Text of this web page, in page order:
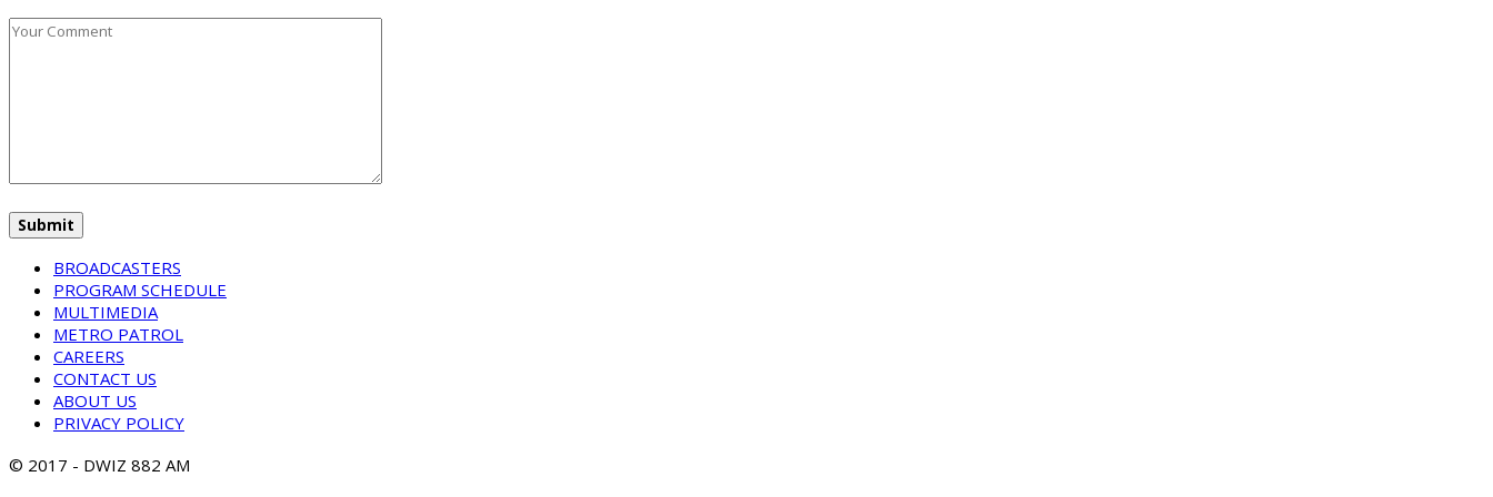
BROADCASTERS
PROGRAM SCHEDULE
MULTIMEDIA
METRO PATROL
CAREERS
CONTACT US
ABOUT US
PRIVACY POLICY
© 2017 - DWIZ 882 AM